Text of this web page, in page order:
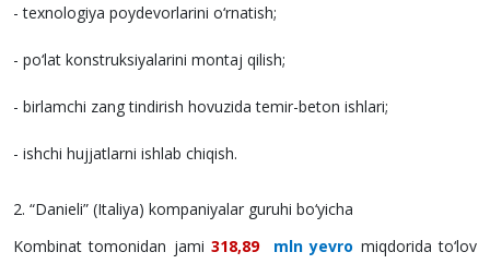
- texnologiya poydevorlarini o‘rnatish;
- po‘lat konstruksiyalarini montaj qilish;
- birlamchi zang tindirish hovuzida temir-beton ishlari;
- ishchi hujjatlarni ishlab chiqish.
2. “Danieli” (Italiya) kompaniyalar guruhi bo‘yicha
Kombinat tomonidan jami318,89 mln yevro miqdorida to‘lov